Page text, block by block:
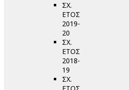
ΣΧ.
ΕΤΟΣ
2019-
20
ΣΧ.
ΕΤΟΣ
2018-
19
ΣΧ.